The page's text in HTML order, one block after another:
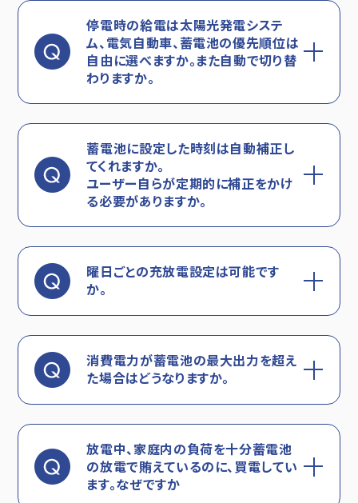
停電時の給電は太陽光発電システ
ム、電気自動車、蓄電池の優先順位は
自由に選べますか。また自動で切り替
わり ますか。
蓄電池に設定した時刻は自動補正し
てくれますか。
ユーザー自らが定期的に補正をかけ
る必要がありますか。
曜日ごとの充放電設定は可能です
か。
消費電力が蓄電池の最大出力を超え
た場合はどうなりますか。
放電中、家庭内の負荷を十分蓄電池
の放電で賄えているのに、買電してい
ます。なぜですか